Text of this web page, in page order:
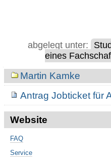
abgelegt unter:
eines
NavigationMartin Kamke
Antrag Jobticket für
Website
FAQ
Service